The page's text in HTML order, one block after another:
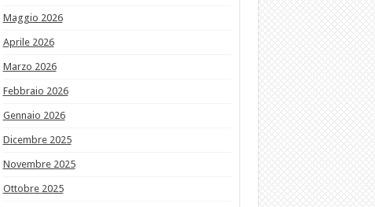
Maggio 2026
Aprile 2026
Marzo 2026
Febbraio 2026
Gennaio 2026
Dicembre 2025
Novembre 2025
Ottobre 2025